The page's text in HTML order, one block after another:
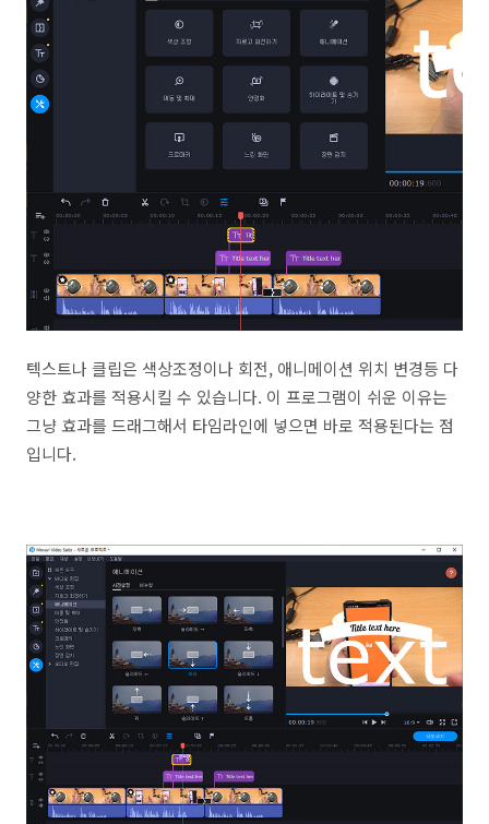
텍스트나 클립은 색상조정이나 회전, 애니메이션 위치 변경등 다
양한 효과를 적용시킬 수 있습니다. 이 프로그램이 쉬운 이유는
그냥 효과를 드래그해서 타임라인에 넣으면 바로 적용된다는 점
입니다.